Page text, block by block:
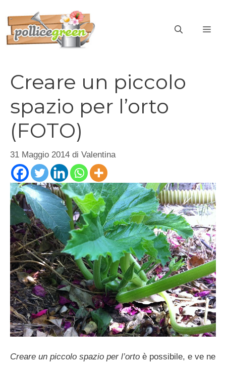
contenuto
Creare un piccolo
spazio per l’orto
(FOTO)
31 Maggio 2014 di Valentina
Creare un piccolo spazio per l’orto è possibile, e ve ne